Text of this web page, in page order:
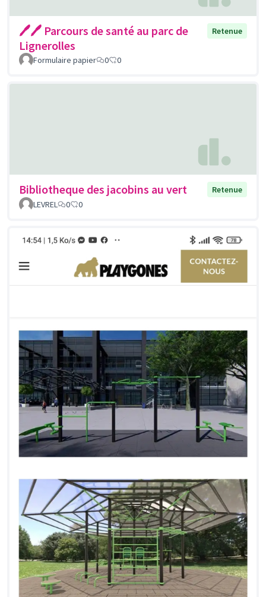
🖊🖊 Parcours de santé au parc de
Lignerolles
Retenue
Formulaire papier 0 0
Bibliotheque des jacobins au vert
Retenue
LEVREL
0 0